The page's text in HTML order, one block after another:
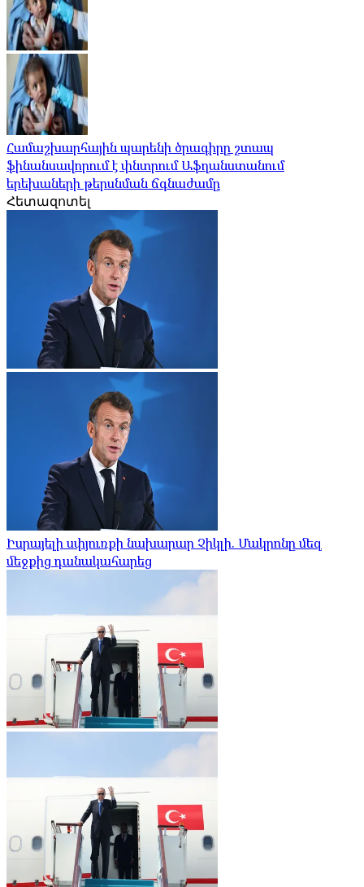
Համաշխարհային պարենի ծրագիրը շտապ
ֆինանսավորում է փնտրում Աֆղանստանում
երեխաների թերսնման ճգնաժամը
Հետազոտել
Իսրայելի սփյուռքի նախարար Չիկլի. Մակրոնը մեզ
մեջքից դանակահարեց